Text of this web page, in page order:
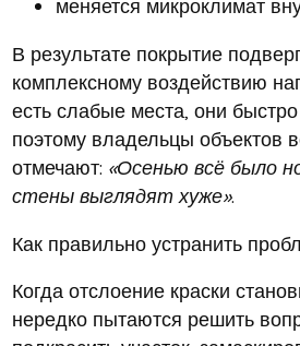
меняется микроклимат
В результате покрытие
комплексному воздействию
есть слабые места, они
поэтому владельцы объектов
отмечают: «Осенью всё было
стены выглядят хуже».
Как правильно устранить
Когда отслоение краски
нередко пытаются решить